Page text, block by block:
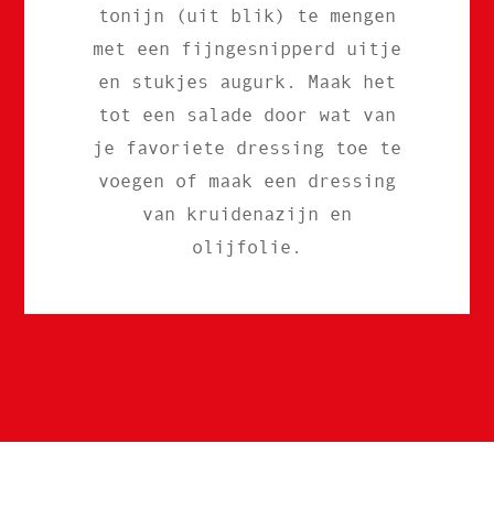
tonijn (uit blik) te mengen
met een fijngesnipperd uitje
en stukjes augurk. Maak het
tot een salade door wat van
je favoriete dressing toe te
voegen of maak een dressing
van kruidenazijn en
olijfolie.